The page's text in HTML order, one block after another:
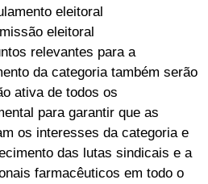
eleitoral
eleitoral
relevantes para a
da categoria também serão
ativa de todos os
para garantir que as
os interesses da categoria e
das lutas sindicais e a
farmacêuticos em todo o